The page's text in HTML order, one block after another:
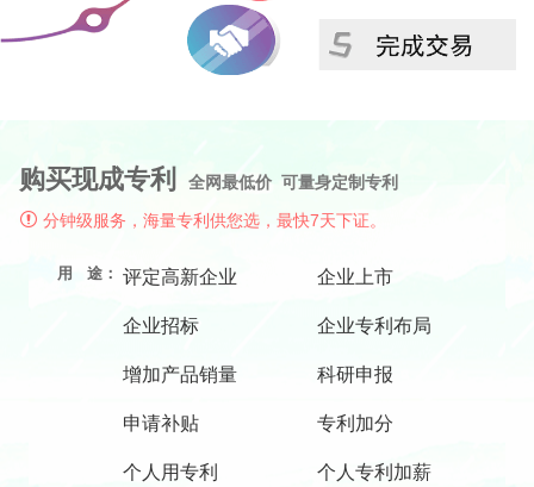
购买现成专利
全网最低价 可量身定制专利
分钟级服务，海量专利供您选，最快7天下证。
用 途： 评定高新企业 企业上市
企业招标 企业专利布局
增加产品销量 科研申报
申请补贴 专利加分
个人用专利 个人专利加薪